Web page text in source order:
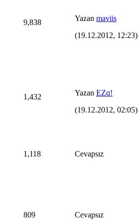
9,838 Yazan maviis
(19.12.2012, 12:23)
1,432 Yazan EZq!
(19.12.2012, 02:05)
1,118 Cevapsız
809 Cevapsız